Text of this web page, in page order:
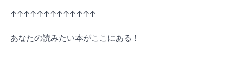
↑↑↑↑↑↑↑↑↑↑↑↑↑
あなたの読みたい本がここにある！